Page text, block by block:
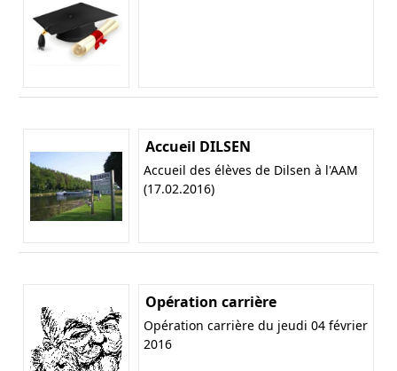
Accueil DILSEN
Accueil des élèves de Dilsen à l'AAM
(17.02.2016)
Opération carrière
Opération carrière du jeudi 04 février
2016